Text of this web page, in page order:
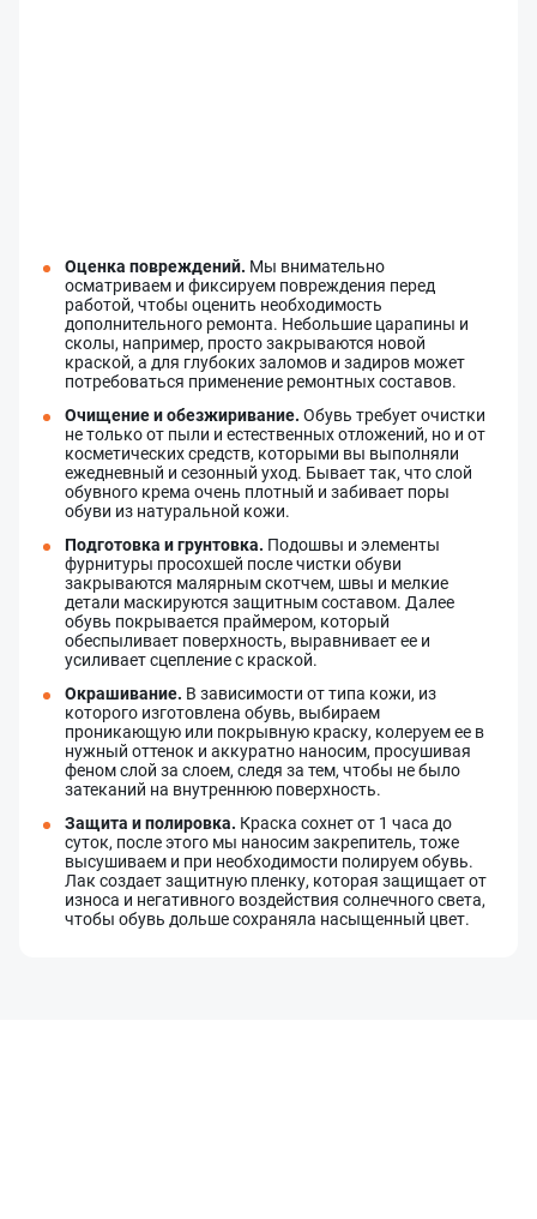
Оценка повреждений. Мы внимательно
осматриваем и фиксируем повреждения перед
работой, чтобы оценить необходимость
дополнительного ремонта. Небольшие царапины и
сколы, например, просто закрываются новой
краской, а для глубоких заломов и задиров может
потребоваться применение ремонтных составов.
Очищение и обезжиривание. Обувь требует очистки
не только от пыли и естественных отложений, но и от
косметических средств, которыми вы выполняли
ежедневный и сезонный уход. Бывает так, что слой
обувного крема очень плотный и забивает поры
обуви из натуральной кожи.
Подготовка и грунтовка. Подошвы и элементы
фурнитуры просохшей после чистки обуви
закрываются малярным скотчем, швы и мелкие
детали маскируются защитным составом. Далее
обувь покрывается праймером, который
обеспыливает поверхность, выравнивает ее и
усиливает сцепление с краской.
Окрашивание. В зависимости от типа кожи, из
которого изготовлена обувь, выбираем
проникающую или покрывную краску, колеруем ее в
нужный оттенок и аккуратно наносим, просушивая
феном слой за слоем, следя за тем, чтобы не было
затеканий на внутреннюю поверхность.
Защита и полировка. Краска сохнет от 1 часа до
суток, после этого мы наносим закрепитель, тоже
высушиваем и при необходимости полируем обувь.
Лак создает защитную пленку, которая защищает от
износа и негативного воздействия солнечного света,
чтобы обувь дольше сохраняла насыщенный цвет.
Оставить заявку
Данные формы отправлены